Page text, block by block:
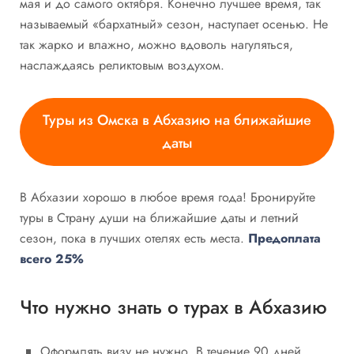
называемый «бархатный» сезон, наступает осенью. Не
так жарко и влажно, можно вдоволь нагуляться,
наслаждаясь реликтовым воздухом.
Туры из Омска в Абхазию на ближайшие
даты
В Абхазии хорошо в любое время года! Бронируйте
туры в Страну души на ближайшие даты и летний
сезон, пока в лучших отелях есть места. Предоплата
всего 25%
Что нужно знать о турах в Абхазию